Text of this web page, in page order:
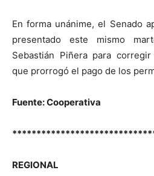
En forma unánime, el Senado
presentado este mismo
Sebastián Piñera para
que prorrogó el pago de los
Fuente: Cooperativa
REGIONAL